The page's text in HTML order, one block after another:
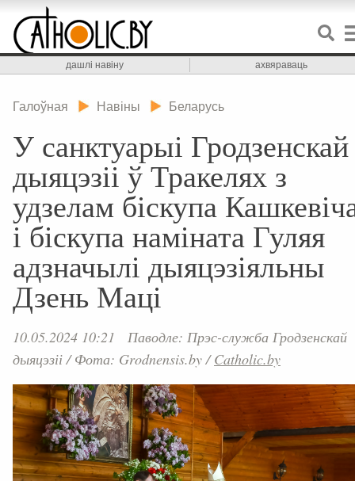
дашлі навіну ахвяраваць
Галоўная Навіны Беларусь
У санктуарыі Гродзенскай
дыяцэзіі ў Тракелях з
удзелам біскупа
і біскупа наміната Гуляя
адзначылі дыяцэзіяльны
Дзень Маці
10.05.2024 10:21
Паводле: Прэс-служба Гродзенскай
дыяцэзіі/Фота: Grodnensis.by/Catholic.by